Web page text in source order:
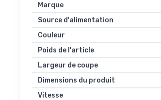
Marque
Source d'alimentation
Couleur
Poids de l'article
Largeur de coupe
Dimensions du produit
Vitesse